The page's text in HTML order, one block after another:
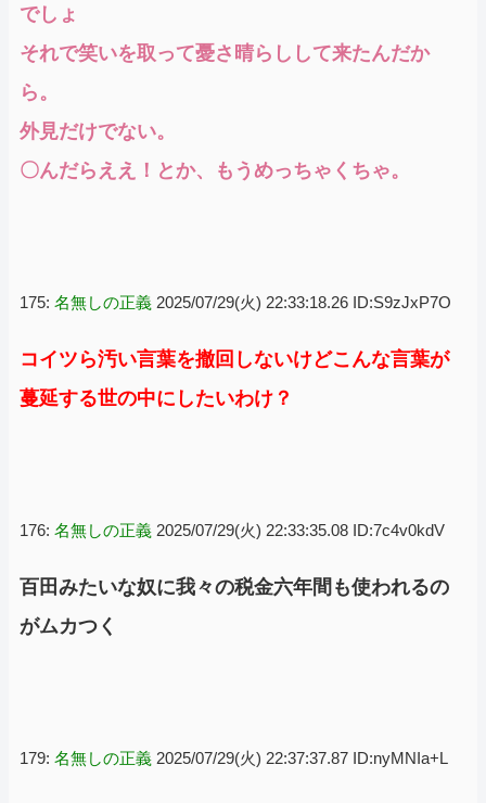
でしょ
それで笑いを取って憂さ晴らしして来たんだか
ら。
外見だけでない。
〇んだらええ！とか、もうめっちゃくちゃ。
175: 名無しの正義 2025/07/29(火) 22:33:18.26 ID:S9zJxP7O
コイツら汚い言葉を撤回しないけどこんな言葉が
蔓延する世の中にしたいわけ？
176: 名無しの正義 2025/07/29(火) 22:33:35.08 ID:7c4v0kdV
百田みたいな奴に我々の税金六年間も使われるの
がムカつく
179: 名無しの正義 2025/07/29(火) 22:37:37.87 ID:nyMNIa+L